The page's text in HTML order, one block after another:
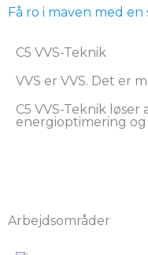
Få ro i maven med
C5 VVS-Teknik
VVS er VVS. Det er
C5 VVS-Teknik
energioptimering
Arbejdsområder